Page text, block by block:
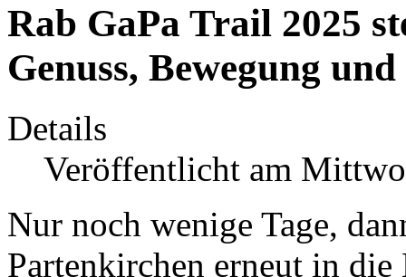
Rab GaPa Trail 2025
Genuss, Bewegung
Details
Veröffentlicht am
Nur noch wenige Tage,
Partenkirchen erneut in